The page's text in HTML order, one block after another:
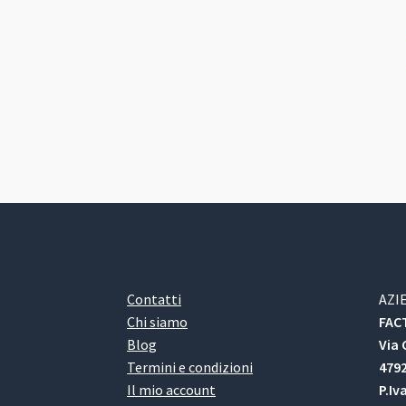
Contatti
Chi siamo
Blog
Termini e condizioni
Il mio account
Via